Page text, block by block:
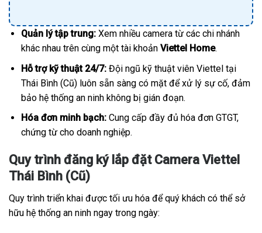
Quản lý tập trung:Xem nhiều camera từ các chi nhánh
khác nhau trên cùng một tài khoản Viettel Home.
Hỗ trợ kỹ thuật 24/7:Đội ngũ kỹ thuật viên Viettel tại
Thái Bình (Cũ) luôn sẵn sàng có mặt để xử lý sự cố, đảm
bảo hệ thống an ninh không bị gián đoạn.
Hóa đơn minh bạch:Cung cấp đầy đủ hóa đơn GTGT,
chứng từ cho doanh nghiệp.
Quy trình đăng ký lắp đặt Camera Viettel
Thái Bình (Cũ)
Quy trình triển khai được tối ưu hóa để quý khách có thể sở
hữu hệ thống an ninh ngay trong ngày: